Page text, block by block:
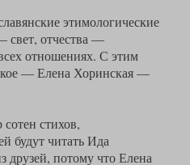
этимологические
свет, отчества —
отношениях. С этим
— Елена Хоринская —
стихов,
будут читать Ида
потому что Елена